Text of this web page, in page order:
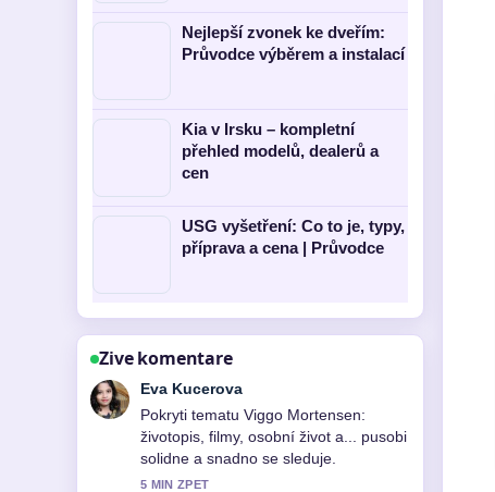
Nejlepší zvonek ke dveřím:
Průvodce výběrem a instalací
Kia v Irsku – kompletní
přehled modelů, dealerů a
cen
USG vyšetření: Co to je, typy,
příprava a cena | Průvodce
Zive komentare
David Vesely
Vyborna verifikace kolem Čtení na
dnešek – jak najít liturgická.... Vic
redakci by melo psat timto stylem.
7 MIN ZPET